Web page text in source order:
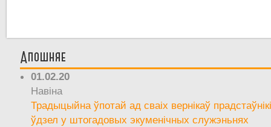
Апошняе
01.02.20
Навіна
Традыцыйна ўпотай ад сваіх вернікаў
ўдзел у штогадовых экуменічных служэньнях